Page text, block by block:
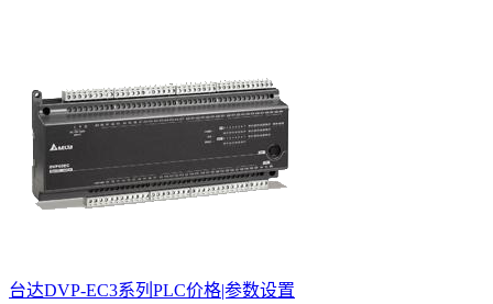
台达DVP-EC3系列PLC价格|参数设置